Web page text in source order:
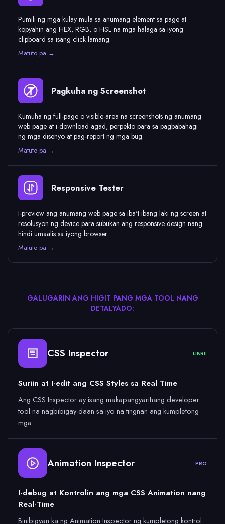
Pumili ng mga kulay mula sa anumang element sa page at
kopyahin ang HEX, RGB, o HSL na mga halaga sa iyong
clipboard sa isang click lamang.
Matuto pa →
Pagkuha ng Screenshot
Kumuha ng full-page o visible-area na screenshots ng anumang
web page at i-download agad, perpekto para sa pagbabahagi
ng mga disenyo at pag-report ng mga bug.
Matuto pa →
Responsive Tester
I-preview ang anumang web page sa iba't ibang laki ng screen at
resolusyon ng device para subukan ang responsive design nang
hindi umaalis sa iyong browser.
Matuto pa →
GALUGARIN ANG HIGIT PANG MGA TOOL NANG
DETALYADO:
CSS Inspector LIBRE
Suriin at I-edit ang CSS Styles sa Real Time
Ang CSS Inspector ay isang makapangyarihang developer
tool na nagbibigay-daan sa iyo na tingnan ang kumpletong
mga…
Animation Inspector PRO
I-debug at Kontrolin ang mga CSS Animation nang
Real-Time
Binibigyan ka ng Animation Inspector ng kumpletong kontrol